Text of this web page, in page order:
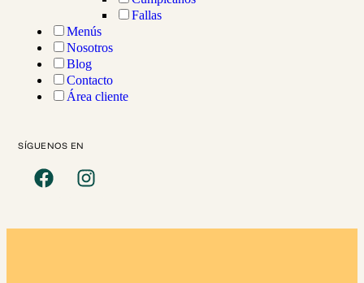
Fallas
Menús
Nosotros
Blog
Contacto
Área cliente
SÍGUENOS EN
culturales y facilidad de servicio,
adaptándonos a turnos, recursos y
particularidades del centro.